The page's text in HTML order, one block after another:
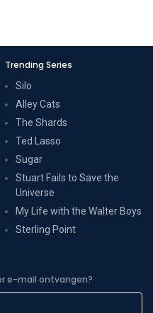
Trending Series
Silo
Alley Cats
The Shards
Ted Lasso
Sugar
Stuart Fails to Save the
Universe
My Life with the Walter Boys
Sterling Point
e-mail ontvangen?